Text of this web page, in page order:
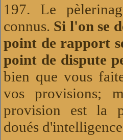
197. Le
connus. Si l'on se
point de rapport
point de dispute
bien que vous
vos provisions;
provision est la
doués